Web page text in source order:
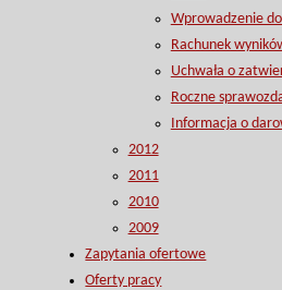
Wprowadzenie
Rachunek
Uchwała o
Roczne
Informacja o
2012
2011
2010
2009
Zapytania ofertowe
Oferty pracy